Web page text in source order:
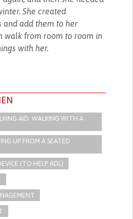
She created
and add them to her
walk from room to room in
with her.
AID: WALKING WITH A
UP FROM A SEATED
(TO HELP ADL)